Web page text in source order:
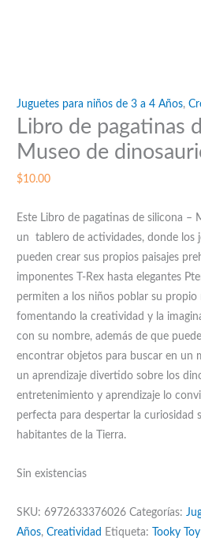
Juguetes para niños de 3 a 4 Años,
Libro de pagatinas
Museo de
$10.00
Este Libro de pagatinas de silicona –
un tablero de actividades, donde los
pueden crear sus propios paisajes
imponentes T-Rex hasta elegantes
permiten a los niños poblar su
fomentando la creatividad y la
con su nombre, además de que
encontrar objetos para buscar en un
un aprendizaje divertido sobre los
entretenimiento y aprendizaje lo
perfecta para despertar la curiosidad
habitantes de la Tierra.
Sin existencias
SKU:6972633376026 Categorías:
Años,Creatividad Etiqueta: Tooky Toy